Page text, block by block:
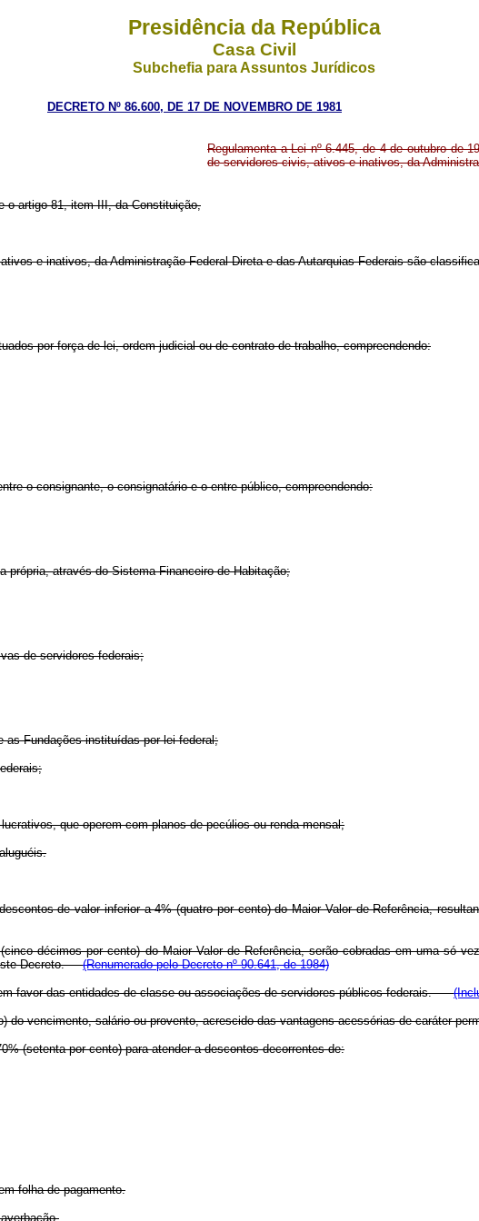
Presidência da República
Casa Civil
Subchefia para Assuntos Jurídicos
DECRETO Nº 86.600, DE 17 DE NOVEMBRO DE 1981
Regulamenta a Lei nº 6.445, de 4 de outubro de
de servidores civis, ativos e inativos, da
o artigo 81, item III, da Constituição,
e inativos, da Administração Federal Direta e das Autarquias Federais são
por força de lei, ordem judicial ou de contrato de trabalho, compreendendo:
o consignante, o consignatário e o entre público, compreendendo:
própria, através do Sistema Financeiro de Habitação;
de servidores federais;
Fundações instituídas por lei federal;
que operem com planos de pecúlios ou renda mensal;
de valor inferior a 4% (quatro por cento) do Maior Valor de Referência,
décimos por cento) do Maior Valor de Referência, serão cobradas em uma só
Decreto.(Renumerado pelo Decreto nº 90.641, de 1984)
favor das entidades de classe ou associações de servidores públicos federais.
do vencimento, salário ou provento, acrescido das vantagens acessórias de caráter
(setenta por cento) para atender a descontos decorrentes de:
folha de pagamento.